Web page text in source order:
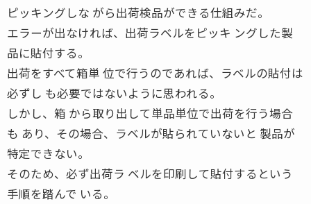
ピッキングしな がら出荷検品ができる仕組みだ。
エラーが出なければ、出荷ラベルをピッキ ングした製
品に貼付する。
出荷をすべて箱単 位で行うのであれば、ラベルの貼付は
必ずし も必要ではないように思われる。
しかし、箱 から取り出して単品単位で出荷を行う場合
も あり、その場合、ラベルが貼られていないと 製品が
特定できない。
そのため、必ず出荷ラ ベルを印刷して貼付するという
手順を踏んで いる。